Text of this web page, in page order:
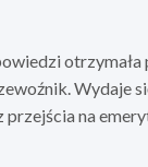
Wydaje
na